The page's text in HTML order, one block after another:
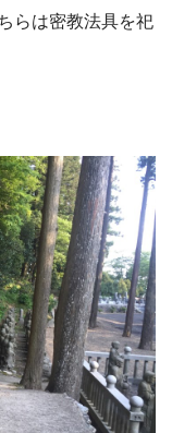
らは密教法具を祀